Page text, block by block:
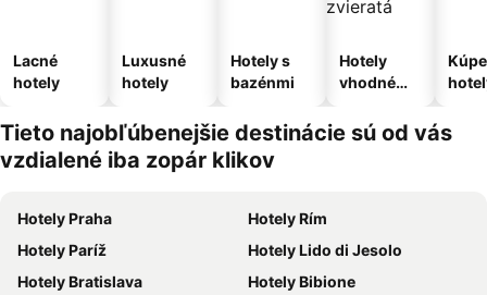
Lacné
hotely
Luxusné
hotely
Hotely s
bazénmi
Hotely
vhodné
domáce
zvieratá
Tieto najobľúbenejšie destinácie sú od vás
vzdialené iba zopár klikov
Hotely Praha
Hotely Rím
Hotely Paríž
Hotely Lido di Jesolo
Hotely Bratislava
Hotely Bibione